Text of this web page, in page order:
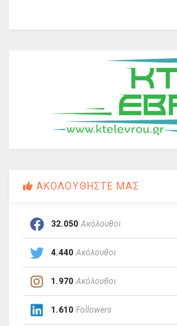
ΑΚΟΛΟΥΘΗΣΤΕ ΜΑΣ
32.050 Ακόλουθοι
4.440 Ακόλουθοι
1.970 Ακόλουθοι
1.610 Followers